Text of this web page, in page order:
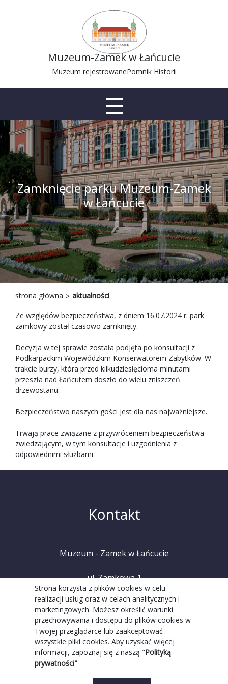
Muzeum-Zamek w Łańcucie
Muzeum rejestrowanePomnik Historii
Zamknięcie parku Muzeum-Zamek
w Łańcucie
strona główna aktualności
Ze względów bezpieczeństwa, z dniem 16.07.2024 r. park
zamkowy został czasowo zamknięty.
Decyzja w tej sprawie została podjęta po konsultacji z
Podkarpackim Wojewódzkim Konserwatorem Zabytków. W
trakcie burzy, która przed kilkudziesięcioma minutami
przeszła nad Łańcutem doszło do wielu zniszczeń
drzewostanu.
Bezpieczeństwo naszych gości jest dla nas najważniejsze.
Trwają prace związane z przywróceniem bezpieczeństwa
zwiedzającym, w tym konsultacje i uzgodnienia z
odpowiednimi służbami.
Strona korzysta z plików cookies w celu
realizacji usług oraz w celach analitycznych i
marketingowych. Możesz określić warunki
przechowywania i dostępu do plików cookies w
Twojej przeglądarce lub zaakceptować
wszystkie pliki cookies. Aby uzyskać więcej
informacji, zapoznaj się z naszą "Polityką
prywatności"
Kontakt
Muzeum - Zamek w Łańcucie
ul. Zamkowa 1
37-100 Łańcut
tel. +48 (17) 225 20 08